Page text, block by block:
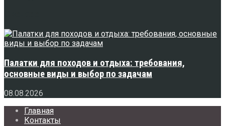
Палатки для походов и отдыха: требования,
основные виды и выбор по задачам
08.08.2026
Главная
Контакты